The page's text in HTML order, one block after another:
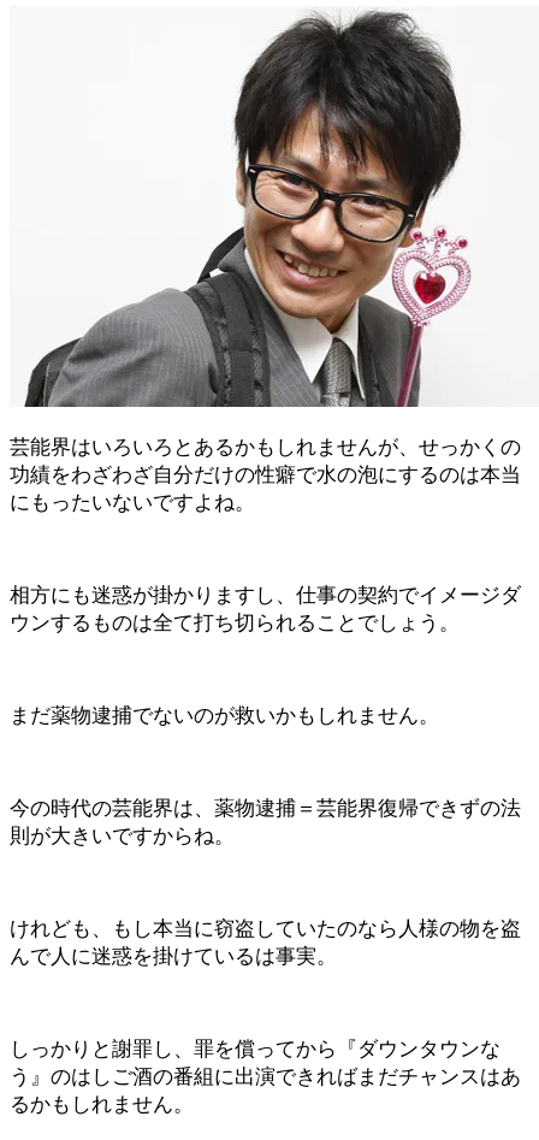
芸能界はいろいろとあるかもしれませんが、せっかくの
功績をわざわざ自分だけの性癖で水の泡にするのは本当
にもったいないですよね。
相方にも迷惑が掛かりますし、仕事の契約でイメージダ
ウンするものは全て打ち切られることでしょう。
まだ薬物逮捕でないのが救いかもしれません。
今の時代の芸能界は、薬物逮捕＝芸能界復帰できずの法
則が大きいですからね。
けれども、もし本当に窃盗していたのなら人様の物を盗
んで人に迷惑を掛けているは事実。
しっかりと謝罪し、罪を償ってから『ダウンタウンな
う』のはしご酒の番組に出演できればまだチャンスはあ
るかもしれません。